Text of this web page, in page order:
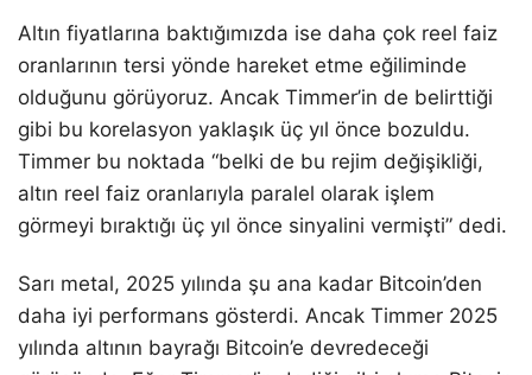
Altın fiyatlarına baktığımızda ise daha çok reel faiz
oranlarının tersi yönde hareket etme eğiliminde
olduğunu görüyoruz. Ancak Timmer’in de belirttiği
gibi bu korelasyon yaklaşık üç yıl önce bozuldu.
Timmer bu noktada “belki de bu rejim değişikliği,
altın reel faiz oranlarıyla paralel olarak işlem
görmeyi bıraktığı üç yıl önce sinyalini vermişti” dedi.
Sarı metal, 2025 yılında şu ana kadar Bitcoin’den
daha iyi performans gösterdi. Ancak Timmer 2025
yılında altının bayrağı Bitcoin’e devredeceği